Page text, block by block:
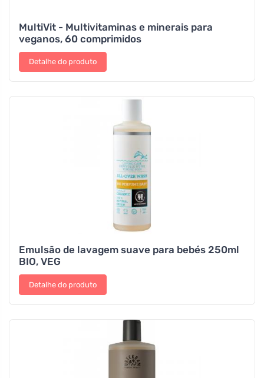
MultiVit - Multivitaminas e minerais para
veganos, 60 comprimidos
Detalhe do produto
Emulsão de lavagem suave para bebés 250ml
BIO, VEG
Detalhe do produto